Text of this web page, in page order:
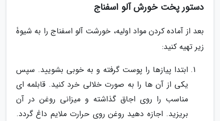
دستور پخت خورش آلو اسفناج
بعد از آماده کردن مواد اولیه، خورشت آلو اسفناج را به شیوۀ
زیر تهیه کنید:
ابتدا پیازها را پوست گرفته و به خوبی بشویید. سپس
یکی از آن ها را به صورت خلالی خرد کنید. قابلمه ای
مناسب را روی اجاق گذاشته و میزانی روغن در آن
بریزید. اجازه دهید روغن روی حرارت ملایم داغ گردد.